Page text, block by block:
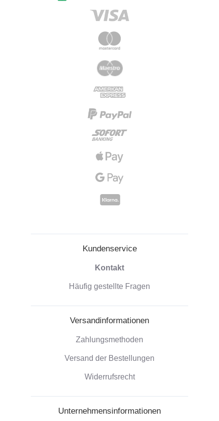
Kundenservice
Kontakt
Häufig gestellte Fragen
Versandinformationen
Zahlungsmethoden
Versand der Bestellungen
Widerrufsrecht
Unternehmensinformationen